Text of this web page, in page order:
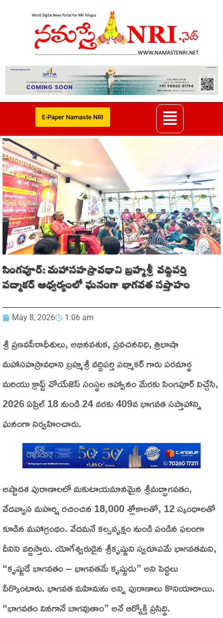
E-Paper Namaste NRI
సింగపూర్: మహాసహస్రావధాని బ్రహ్మశ్రీ వద్దిపర్తి
పద్మాకర్ ఆధ్వర్యంలో ఘనంగా భాగవత సప్తాహం
May 8, 2026 1:06 am
శ్రీ ప్రణవపీఠాధీశులు, అభినవశుక, ప్రవచననిధి, త్రిభాషా
మహాసహస్రావధాని బ్రహ్మశ్రీ వద్దిపర్తి పద్మాకర్ గారు పరమార్థ
మరియు క్రాఫ్ట్ వోయేజెస్ సంస్థల ఆహ్వానం మేరకు సింగపూర్ విచ్చేసి,
2026 ఏప్రిల్ 18 నుండి 24 వరకు 409వ భాగవత సప్తాహాన్ని
ఘనంగా నిర్వహించారు.
అష్టాదశ పురాణాలలో మకుటాయమానమైన శ్రీమద్భాగవతం,
వేదవ్యాస మహర్షి రచించిన 18,000 శ్లోకాలతో, 12 స్కంధాలతో
కూడిన మహాగ్రంథం. వేదమనే కల్పవృక్షం నుండి పండిన ఫలంగా
దీనిని వర్ణిస్తారు. యోగేశ్వరుడైన శ్రీకృష్ణుని స్వరూపమే భాగవతమని,
“కృష్ణుడే భాగవతం – భాగవతమే కృష్ణుడు” అని పెద్దలు
పేర్కొంటారు. భాగవత మహిమను అన్ని పురాణాలు కొనియాడాయి.
“భాగవతం వినగానే బాగవుతాం” అనే ఆర్యోక్తి ప్రసిద్ధి.